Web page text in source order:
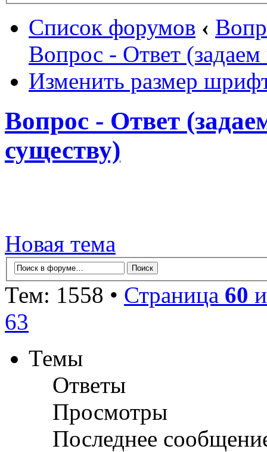
Список форумов ‹
Вопрос - Ответ
Изменить размер
Вопрос - Ответ
существу)
Новая тема
Тем: 1558 • Страница 60
63
Темы
Ответы
Просмотры
Последнее